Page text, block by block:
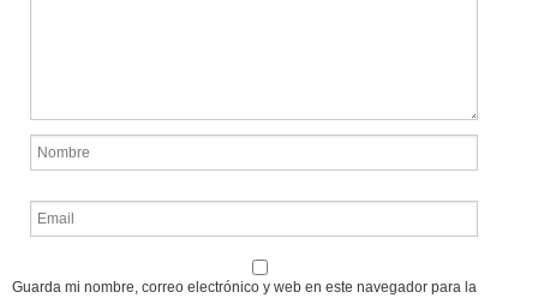
Guarda mi nombre, correo electrónico y web en este navegador para la